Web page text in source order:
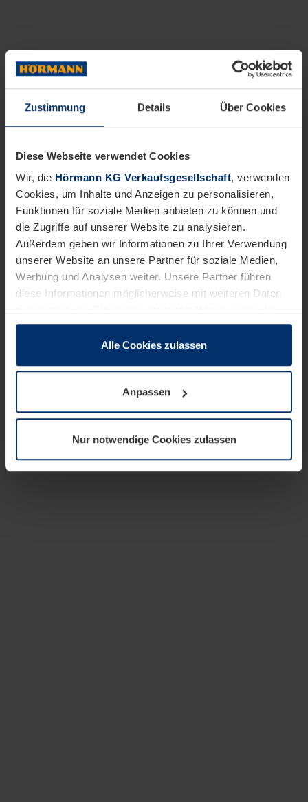
Zustimmung Details Über Cookies
Diese Webseite verwendet Cookies
Wir, die Hörmann KG Verkaufsgesellschaft, verwenden
Cookies, um Inhalte und Anzeigen zu personalisieren,
Funktionen für soziale Medien anbieten zu können und
die Zugriffe auf unserer Website zu analysieren.
Außerdem geben wir Informationen zu Ihrer Verwendung
unserer Website an unsere Partner für soziale Medien,
Werbung und Analysen weiter. Unsere Partner führen
diese Informationen möglicherweise mit weiteren Daten
sie im Rahmen Ihrer Nutzung der Dienste gesammelt
wenn diese für den Betrieb dieser Seite unbedingt
notwendig sind. Für alle anderen Cookie-Typen benötigen
wir Ihre Erlaubnis. Ihre Einwilligung können Sie jederzeit
Datenschutzerklärungunserer Website ändern oder
widerrufen.
Alle Cookies zulassen
Anpassen
Nur notwendige Cookies zulassen